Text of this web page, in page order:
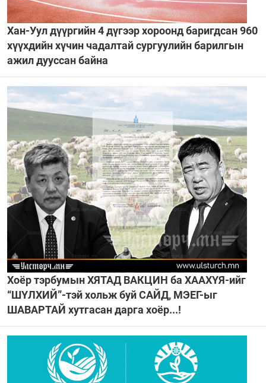
Хан-Уул дүүргийн 4 дүгээр хороонд баригдсан 960
хүүхдийн хүчин чадалтай сургуулийн барилгын
ажил дууссан байна
Хоёр тэрбумын ХЯТАД ВАКЦИН ба ХААХҮЯ-ийг
“ШҮЛХИЙ”-тэй хольж буй САЙД, МЭЕГ-ыг
ШАВАРТАЙ хутгасан дарга хоёр...!